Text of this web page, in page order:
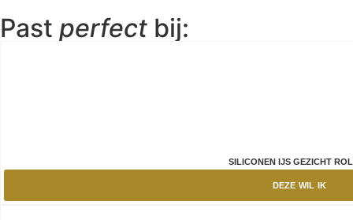
Past perfect bij:
SILICONEN IJS GEZICHT
DEZE WIL IK